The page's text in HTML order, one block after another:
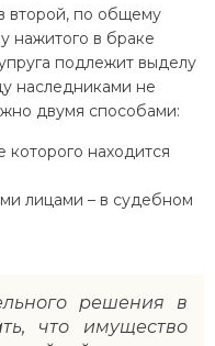
второй, по общему
нажитого в браке
подлежит выделу
наследниками не
двумя способами:
которого находится
лицами – в судебном
решения в
что имущество